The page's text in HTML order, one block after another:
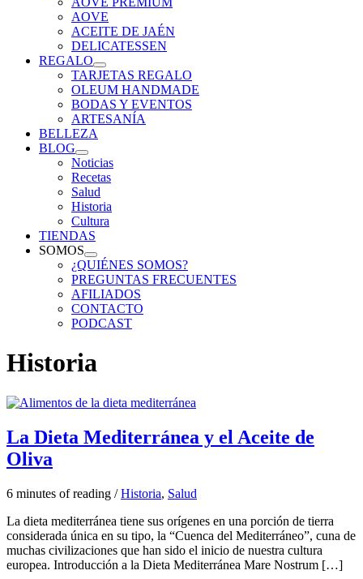
AOVE
ACEITE DE JAÉN
DELICATESSEN
REGALO
TARJETAS REGALO
OLEUM HANDMADE
BODAS Y EVENTOS
ARTESANÍA
BELLEZA
BLOG
Noticias
Recetas
Salud
Historia
Cultura
TIENDAS
SOMOS
¿QUIÉNES SOMOS?
PREGUNTAS FRECUENTES
AFILIADOS
CONTACTO
PODCAST
Historia
La Dieta Mediterránea y el Aceite de
Oliva
6 minutes of reading /Historia, Salud
La dieta mediterránea tiene sus orígenes en una porción de tierra
considerada única en su tipo, la “Cuenca del Mediterráneo”, cuna de
muchas civilizaciones que han sido el inicio de nuestra cultura
europea. Introducción a la Dieta Mediterránea Mare Nostrum […]